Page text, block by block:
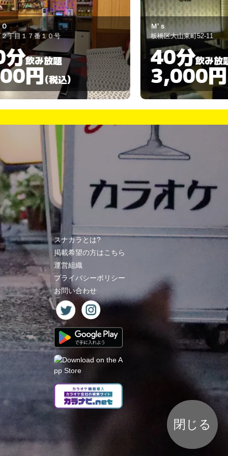
ｓ
区大山東町52-11
分飲み放題
円(税込)
幸
板橋区大山東町
180
スナカラとは?
掲載希望の方はこちら
運営組織
プライバシーポリシー
お問い合わせ
閉じる